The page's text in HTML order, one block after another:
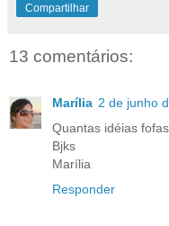
Compartilhar
13 comentários:
Marília 2 de junho
Quantas idéias
Bjks
Marília
Responder